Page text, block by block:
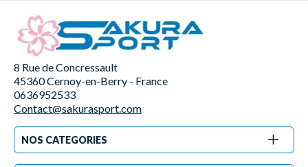
8 Rue de Concressault
45360 Cernoy-en-Berry - France
0636952533
Contact@sakurasport.com
NOS CATEGORIES